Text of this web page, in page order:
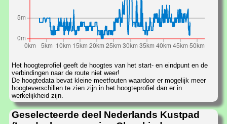
Het hoogteprofiel geeft de hoogtes van het start- en eindpunt en de
verbindingen naar de route niet weer!
De hoogtedata bevat kleine meetfouten waardoor er mogelijk meer
hoogteverschillen te zien zijn in het hoogteprofiel dan er in
werkelijkheid zijn.
Geselecteerde deel Nederlands Kustpad